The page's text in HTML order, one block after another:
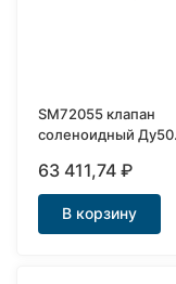
SM72055 клапан
соленоидный Ду50
63 411,74₽
В корзину